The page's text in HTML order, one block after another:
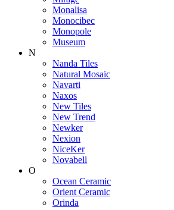
Monalisa
Monocibec
Monopole
Museum
N
Nanda Tiles
Natural Mosaic
Navarti
Naxos
New Tiles
New Trend
Newker
Nexion
NiceKer
Novabell
O
Ocean Ceramic
Orient Ceramic
Orinda